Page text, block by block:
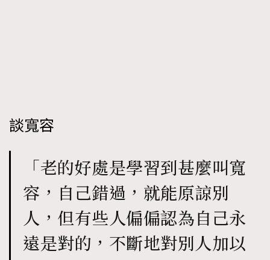
談寬容
「老的好處是學習到甚麼叫寬
容，自己錯過，就能原諒別
人，但有些人偏偏認為自己永
遠是對的，不斷地對別人加以